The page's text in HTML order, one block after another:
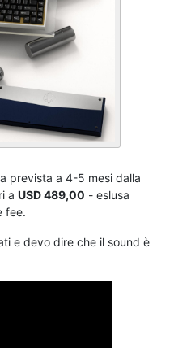
prevista a 4-5 mesi dalla
a USD 489,00 - eslusa
fee.
e devo dire che il sound è